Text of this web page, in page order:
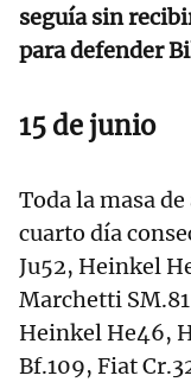
seguía sin
para defender
15 de junio
Toda la masa
cuarto día
Ju52, Heinkel
Marchetti
Heinkel He46,
Bf.109, Fiat